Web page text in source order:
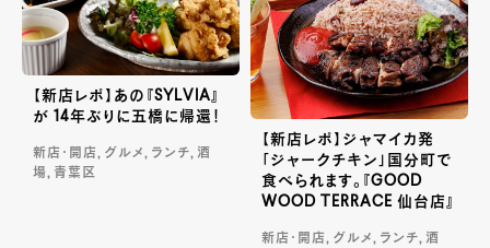
【新店レポ】あの『SYLVIA』
が 14年ぶりに五橋に帰還！
新店・開店, グルメ, ランチ, 酒
場, 青葉区
【新店レポ】ジャマイカ発
「ジャークチキン」国分町で
食べられます。『GOOD
WOOD TERRACE 仙台店』
新店・開店, グルメ, ランチ, 酒